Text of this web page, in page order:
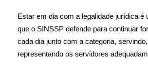
Estar em dia com a legalidade jurídica é
que o SINSSP defende para continuar
cada dia junto com a categoria,
representando os servidores